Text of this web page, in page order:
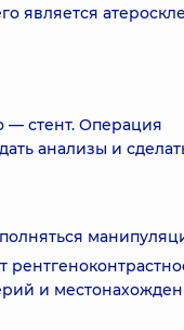
является
— стент. Операция
анализы и
и